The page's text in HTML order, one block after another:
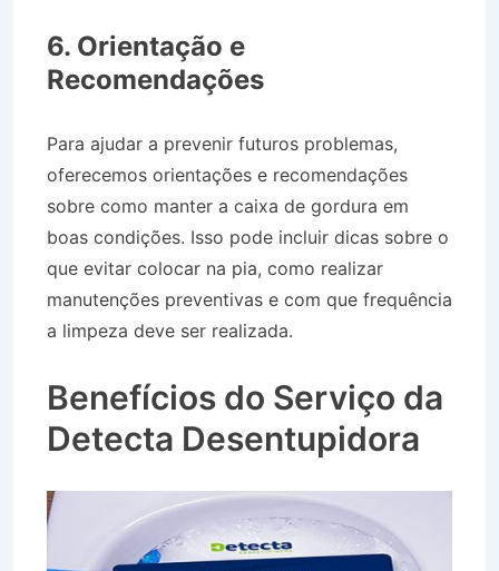
6. Orientação e
Recomendações
Para ajudar a prevenir futuros problemas,
oferecemos orientações e recomendações
sobre como manter a caixa de gordura em
boas condições. Isso pode incluir dicas sobre o
que evitar colocar na pia, como realizar
manutenções preventivas e com que frequência
a limpeza deve ser realizada.
Benefícios do Serviço da
Detecta Desentupidora